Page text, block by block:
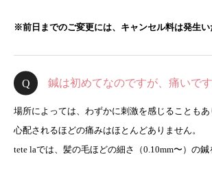
※前日までのご変更には、キャンセル料は発生い
鍼は初めてなのですが、痛いで
場所によっては、わずかに刺激を感じることもあ
心配されるほどの痛みはほとんどありません。
tete laでは、髪の毛ほどの細さ（0.10mm〜）の鍼